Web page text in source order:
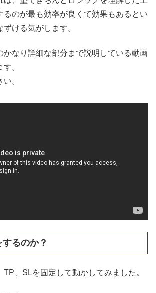
るのが最も効率が良くて効果もあるとい
ける気がします。
かなり詳細な部分まで説明している動画
。
。
るのか？
、SLを固定して動かしてみました。